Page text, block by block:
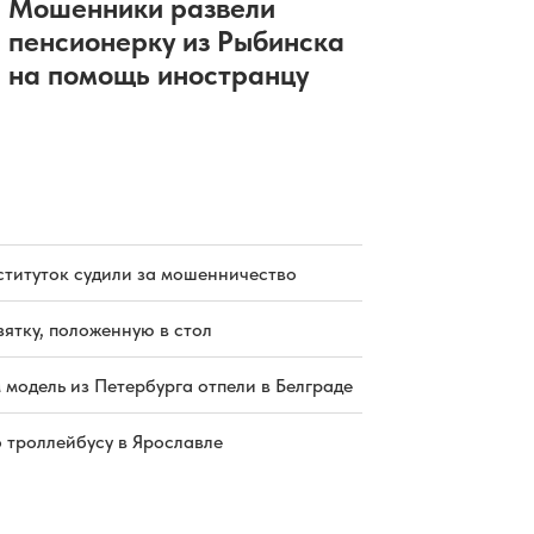
Мошенники развели
пенсионерку из Рыбинска
на помощь иностранцу
судили за мошенничество
положенную в стол
из Петербурга отпели в Белграде
троллейбусу в Ярославле